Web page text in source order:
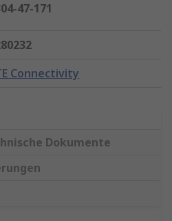
47-171
Connectivity
Dokumente